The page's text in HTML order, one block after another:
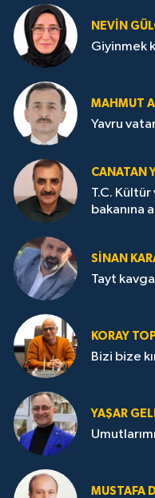
NEVİN
Giyinmek
MAHMUT
Yavru
CANATAN
T.C. Kültür
bakanına
SİNAN
Tayt
KORAY
Bizi bize
YAŞAR
MUSTAFA